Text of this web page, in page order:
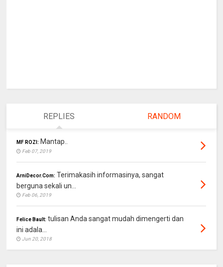
REPLIES RANDOM
MF ROZI: Mantap..
Feb 07, 2019
ArniDecor.Com: Terimakasih informasinya, sangat
berguna sekali un...
Feb 06, 2019
Felice Bault: tulisan Anda sangat mudah dimengerti dan
ini adala...
Jun 20, 2018